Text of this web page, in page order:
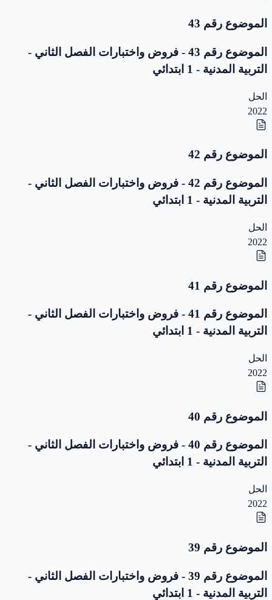
الموضوع رقم 43
الموضوع رقم 43 - فروض واختبارات الفصل الثاني -
التربية المدنية - 1 ابتدائي
الحل
2022
الموضوع رقم 42
الموضوع رقم 42 - فروض واختبارات الفصل الثاني -
التربية المدنية - 1 ابتدائي
الحل
2022
الموضوع رقم 41
الموضوع رقم 41 - فروض واختبارات الفصل الثاني -
التربية المدنية - 1 ابتدائي
الحل
2022
الموضوع رقم 40
الموضوع رقم 40 - فروض واختبارات الفصل الثاني -
التربية المدنية - 1 ابتدائي
الحل
2022
الموضوع رقم 39
الموضوع رقم 39 - فروض واختبارات الفصل الثاني -
التربية المدنية - 1 ابتدائي